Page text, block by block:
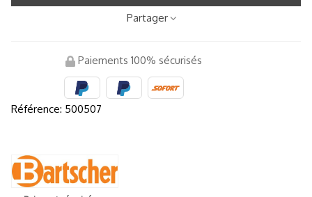
Partager
Paiements 100% sécurisés
Référence: 500507